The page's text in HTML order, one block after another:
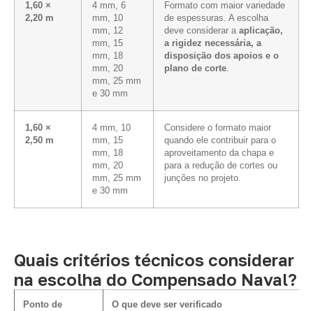
1,60 ×
2,20 m
4 mm, 6
mm, 10
mm, 12
mm, 15
mm, 18
mm, 20
mm, 25 mm
e 30 mm
Formato com maior variedade
de espessuras. A escolha
deve considerar a aplicação,
a rigidez necessária, a
disposição dos apoios e o
plano de corte.
1,60 ×
2,50 m
4 mm, 10
mm, 15
mm, 18
mm, 20
mm, 25 mm
e 30 mm
Considere o formato maior
quando ele contribuir para o
aproveitamento da chapa e
para a redução de cortes ou
junções no projeto.
Quais critérios técnicos considerar
na escolha do Compensado Naval?
Ponto de
O que deve ser verificado